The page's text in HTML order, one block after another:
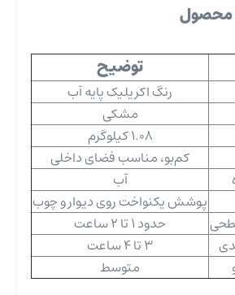
توضیح
رنگ اکریلیک پایه آب
مشکی
1.08 کیلوگرم
کم‌بو، مناسب فضای داخلی
آب
پوشش یکنواخت روی دیوار و چوب
حدود 1 تا 2 ساعت
3 تا 4 ساعت
متوسط